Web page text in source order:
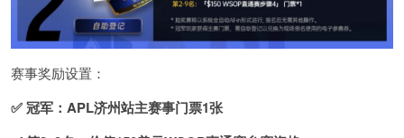
赛事奖励设置：
✅ 冠军：APL济州站主赛事门票1张